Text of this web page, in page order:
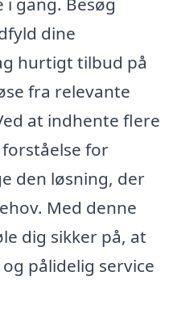
dine
hurtigt tilbud på
fra relevante
at indhente flere
for
den løsning, der
Med denne
dig sikker på, at
pålidelig service